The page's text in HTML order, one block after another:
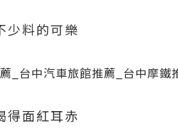
少料的可樂
得面紅耳赤